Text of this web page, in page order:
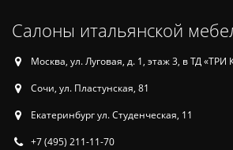
Салоны итальянской
Москва, ул. Луговая, д. 1, этаж 3, в ТД «ТРИ
Сочи, ул. Пластунская, 81
Екатеринбург ул. Студенческая, 11
+7 (495) 211-11-70